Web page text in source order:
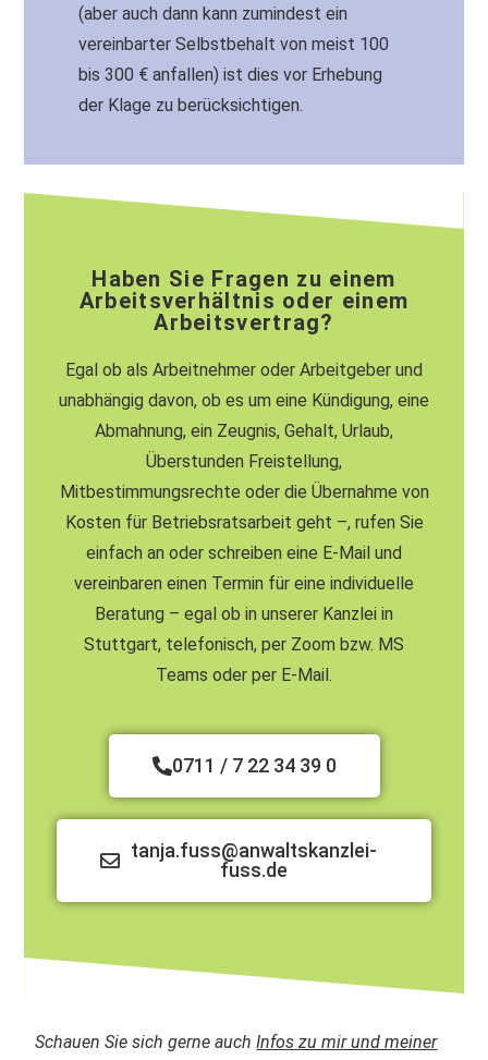
(aber auch dann kann zumindest ein
vereinbarter Selbstbehalt von meist 100
bis 300 € anfallen) ist dies vor Erhebung
der Klage zu berücksichtigen.
Haben Sie Fragen zu einem
Arbeitsverhältnis oder einem
Arbeitsvertrag?
Egal ob als Arbeitnehmer oder Arbeitgeber und
unabhängig davon, ob es um eine Kündigung, eine
Abmahnung, ein Zeugnis, Gehalt, Urlaub,
Überstunden Freistellung,
Mitbestimmungsrechte oder die Übernahme von
Kosten für Betriebsratsarbeit geht –, rufen Sie
einfach an oder schreiben eine E-Mail und
vereinbaren einen Termin für eine individuelle
Beratung – egal ob in unserer Kanzlei in
Stuttgart, telefonisch, per Zoom bzw. MS
Teams oder per E-Mail.
0711 / 7 22 34 39 0
tanja.fuss@anwaltskanzlei-
fuss.de
Schauen Sie sich gerne auchInfos zu mir und meiner